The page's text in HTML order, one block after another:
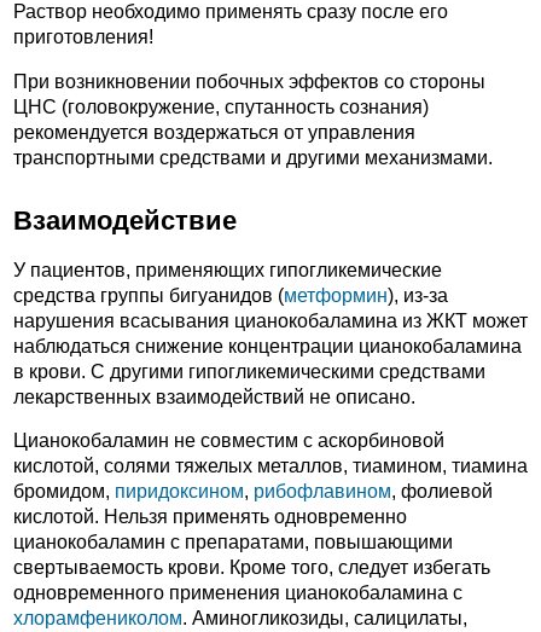
Раствор необходимо применять сразу после его
приготовления!
При возникновении побочных эффектов со стороны
ЦНС (головокружение, спутанность сознания)
рекомендуется воздержаться от управления
транспортными средствами и другими механизмами.
Взаимодействие
У пациентов, применяющих гипогликемические
средства группы бигуанидов (метформин), из-за
нарушения всасывания цианокобаламина из ЖКТ может
наблюдаться снижение концентрации цианокобаламина
в крови. С другими гипогликемическими средствами
лекарственных взаимодействий не описано.
Цианокобаламин не совместим с аскорбиновой
кислотой, солями тяжелых металлов, тиамином, тиамина
бромидом, пиридоксином, рибофлавином, фолиевой
кислотой. Нельзя применять одновременно
цианокобаламин с препаратами, повышающими
свертываемость крови. Кроме того, следует избегать
одновременного применения цианокобаламина с
хлорамфениколом. Аминогликозиды, салицилаты,